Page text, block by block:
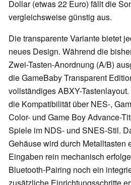
Dollar (etwas 22 Euro) fällt die
vergleichsweise günstig aus.
Die transparente Variante bietet
neues Design. Während die
Zwei-Tasten-Anordnung (A/B)
die GameBaby Transparent
vollständiges ABXY-
die Kompatibilität über NES-,
Color- und Game Boy Advance-
Spiele im NDS- und SNES-Stil.
Gehäuse wird durch Metalltasten
Eingaben rein mechanisch
Bluetooth-Pairing noch ein